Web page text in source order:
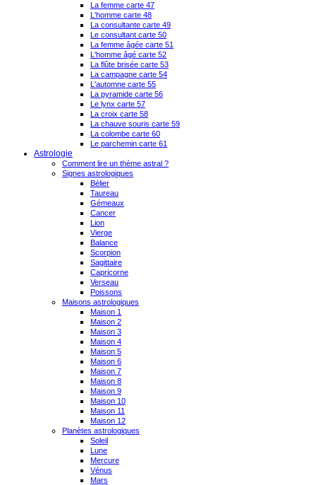
La femme carte 47
L'homme carte 48
La consultante carte 49
Le consultant carte 50
La femme âgée carte 51
L'homme âgé carte 52
La flûte brisée carte 53
La campagne carte 54
L'automne carte 55
La pyramide carte 56
Le lynx carte 57
La croix carte 58
La chauve souris carte 59
La colombe carte 60
Le parchemin carte 61
Astrologie
Comment lire un thème astral ?
Signes astrologiques
Bélier
Taureau
Gémeaux
Cancer
Lion
Vierge
Balance
Scorpion
Sagittaire
Capricorne
Verseau
Poissons
Maisons astrologiques
Maison 1
Maison 2
Maison 3
Maison 4
Maison 5
Maison 6
Maison 7
Maison 8
Maison 9
Maison 10
Maison 11
Maison 12
Planètes astrologiques
Soleil
Lune
Mercure
Vénus
Mars